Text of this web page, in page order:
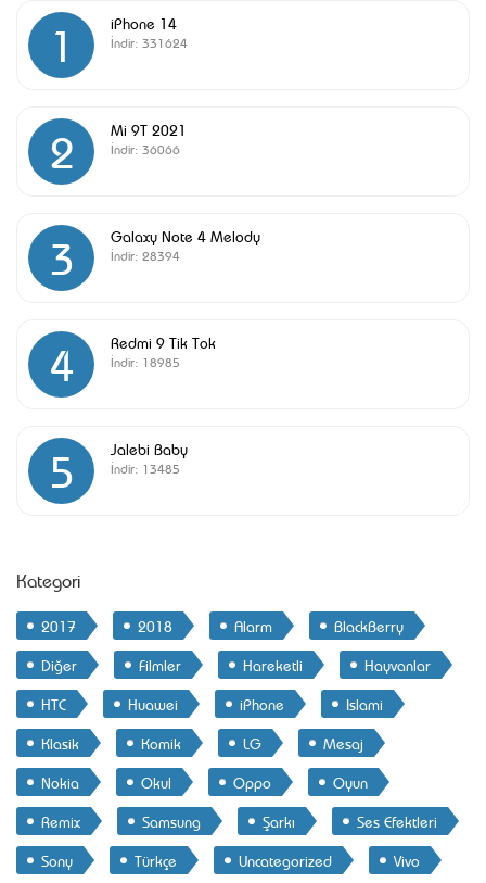
1 iPhone 14
İndir: 331624
2 Mi 9T 2021
İndir: 36066
3 Galaxy Note 4 Melody
İndir: 28394
4 Redmi 9 Tik Tok
İndir: 18985
5 Jalebi Baby
İndir: 13485
Kategori
2017 2018 Alarm
BlackBerry
Diğer
Filmler Hareketli
Hayvanlar
HTC
Huawei iPhone
Islami
Klasik
Komik LG
Mesaj
Nokia
Okul Oppo
Oyun
Remix
Samsung Şarkı
Ses Efektleri
Sony
Türkçe Uncategorized Vivo